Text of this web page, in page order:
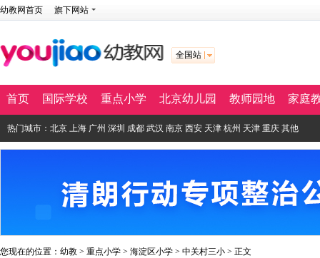
幼教网首页 旗下网站
全国站
首页 国际学校 重点小学 北京幼儿园 教师园地 家庭
热门城市： 北京 上海 广州 深圳 成都 武汉 南京 西安 天津 杭州 天津 重庆 其他
您现在的位置： 幼教 > 重点小学 > 海淀区小学 > 中关村三小 > 正文